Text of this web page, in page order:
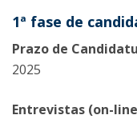
1ª fase de
Prazo de
2025
Entrevistas (on-